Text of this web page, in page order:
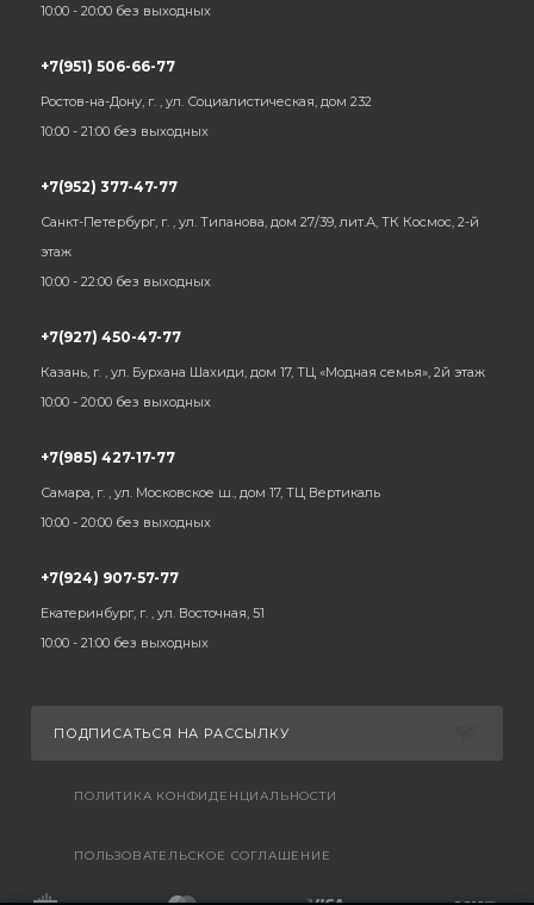
10:00 - 20:00 без выходных
+7(951) 506-66-77
Ростов-на-Дону, г. , ул. Социалистическая, дом 232
10:00 - 21:00 без выходных
+7(952) 377-47-77
Санкт-Петербург, г. , ул. Типанова, дом 27/39, лит.А, ТК Космос, 2-й
этаж
10:00 - 22:00 без выходных
+7(927) 450-47-77
Казань, г. , ул. Бурхана Шахиди, дом 17, ТЦ «Модная семья», 2й этаж
10:00 - 20:00 без выходных
+7(985) 427-17-77
Самара, г. , ул. Московское ш., дом 17, ТЦ Вертикаль
10:00 - 20:00 без выходных
+7(924) 907-57-77
Екатеринбург, г. , ул. Восточная, 51
10:00 - 21:00 без выходных
ПОДПИСАТЬСЯ НА РАССЫЛКУ
ПОЛИТИКА КОНФИДЕНЦИАЛЬНОСТИ
ПОЛЬЗОВАТЕЛЬСКОЕ СОГЛАШЕНИЕ